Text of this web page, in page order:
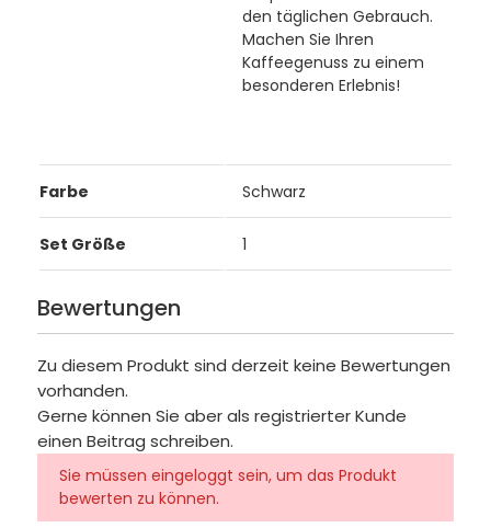
den täglichen Gebrauch.
Machen Sie Ihren
Kaffeegenuss zu einem
besonderen Erlebnis!
Farbe Schwarz
Set Größe 1
Bewertungen
Zu diesem Produkt sind derzeit keine Bewertungen
vorhanden.
Gerne können Sie aber als registrierter Kunde
einen Beitrag schreiben.
Sie müssen eingeloggt sein, um das Produkt
bewerten zu können.